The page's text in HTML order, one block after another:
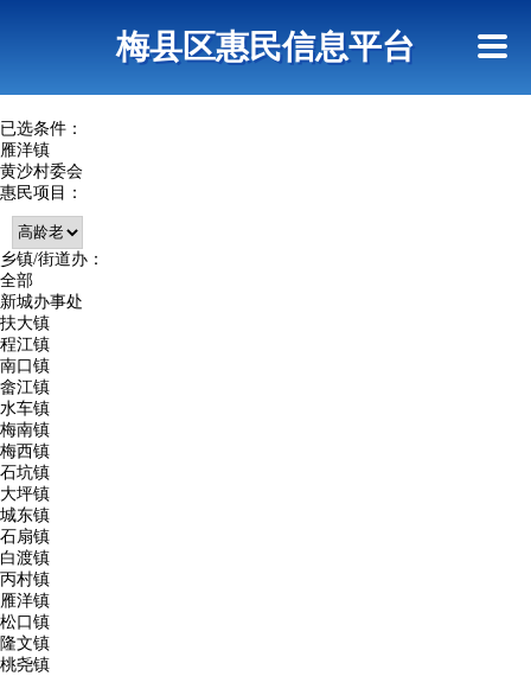
查询指引梅县区惠民信息平台
已选条件：
雁洋镇
黄沙村委会
惠民项目：
乡镇/街道办：
全部
新城办事处
扶大镇
程江镇
南口镇
畲江镇
水车镇
梅南镇
梅西镇
石坑镇
大坪镇
城东镇
石扇镇
白渡镇
丙村镇
雁洋镇
松口镇
隆文镇
桃尧镇